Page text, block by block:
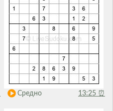
Средно 13:25 ⏰